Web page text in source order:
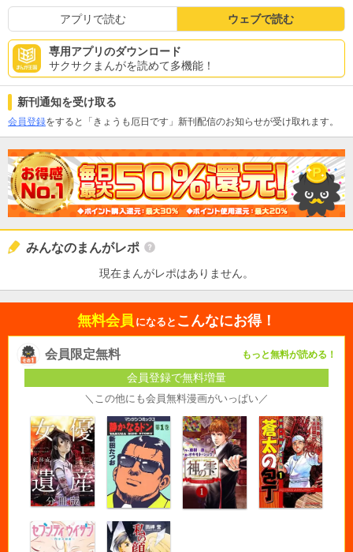
アプリで読む ウェブで読む
専用アプリのダウンロード
サクサクまんがを読めて多機能！
新刊通知を受け取る
会員登録をすると「きょうも厄日です」新刊配信のお知らせが受け取れます。
みんなのまんがレポ
現在まんがレポはありません。
無料会員 になると こんなにお得！
会員限定無料 もっと無料が読める！
会員登録で無料増量
＼この他にも会員無料漫画がいっぱい／